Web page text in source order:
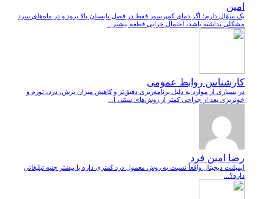
امین
یک سؤال دارم؛ اگر دمای کمپرسور فقط در فصل تابستان بالا برود و در ماه‌های سرد
مشکلی نداشته باشد، احتمال خرابی قطعه بیشتر...
کارشناس روابط عمومی
در بسیاری از موارد به دلیل برنامه‌ریزی دقیق‌تر و کاهش میزان برش، درد، تورم و
خونریزی بعد از جراحی کمتر از روش‌های سنتی ا...
رضا امین فرد
ایمپلنت دیجیتال واقعاً نسبت به روش معمول درد کمتری داره یا بیشتر جنبه تبلیغاتی
داره؟...